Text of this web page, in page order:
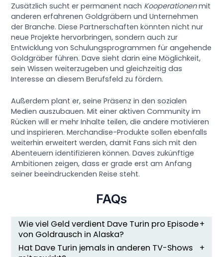
Zusätzlich sucht er permanent nach Kooperationenmit
anderen erfahrenen Goldgräbern und Unternehmen
der Branche. Diese Partnerschaften könnten nicht nur
neue Projekte hervorbringen, sondern auch zur
Entwicklung von Schulungsprogrammen für angehende
Goldgräber führen. Dave sieht darin eine Möglichkeit,
sein Wissen weiterzugeben und gleichzeitig das
Interesse an diesem Berufsfeld zu fördern.
Außerdem plant er, seine Präsenz in den sozialen
Medien auszubauen. Mit einer aktiven Community im
Rücken will er mehr Inhalte teilen, die andere motivieren
und inspirieren. Merchandise-Produkte sollen ebenfalls
weiterhin erweitert werden, damit Fans sich mit den
Abenteuern identifizieren können. Daves zukünftige
Ambitionen zeigen, dass er grade erst am Anfang
seiner beeindruckenden Reise steht.
FAQs
Wie viel Geld verdient Dave Turin pro Episode
von Goldrausch in Alaska?
Hat Dave Turin jemals in anderen TV-Shows